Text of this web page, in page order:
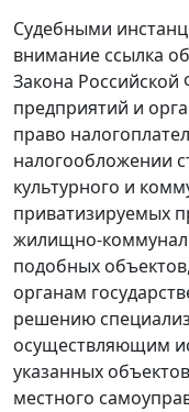
Судебными
внимание ссылка
Закона
предприятий и
право
налогообложении
культурного и
приватизируемых
жилищно-
подобных
органам
решению
осуществляющим
указанных
местного